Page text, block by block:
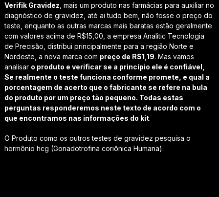
Verifik Gravidez , mais um produto nas farmácias para auxiliar no
diagnóstico de gravidez, até ai tudo bem, não fosse o preço do
teste, enquanto as outras marcas mais baratas estão geralmente
com valores acima de R$15,00, a empresa Analitic Tecnologia
de Precisão, distribui principalmente para a região Norte e
Nordeste, a nova marca com preço de R$1,19. Mas vamos
analisar o produto e verificar se a princípio ele é confiável,
Se realmente o teste funciona conforme promete, e qual a
porcentagem de acerto que o fabricante se refere na bula
do produto por um preço tão pequeno. Todas estas
perguntas responderemos neste texto de acordo com o
que encontramos nas informações do kit.
O Produto como os outros testes de gravidez pesquisa o
hormônio hcg (Gonadotrofina coriônica Humana).